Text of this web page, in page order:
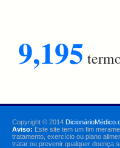
9,195
Copyright © 2014
Aviso: Este site tem um fim
tratamento, exercício ou plano
tratar ou prevenir qualquer doença